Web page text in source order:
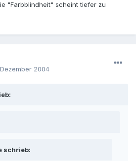
"Farbblindheit" scheint tiefer zu
Dezember 2004
schrieb: